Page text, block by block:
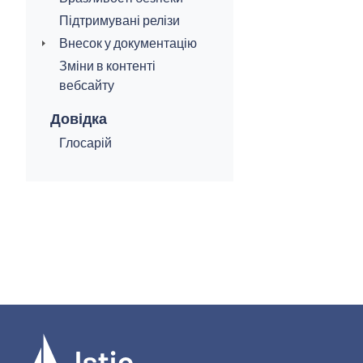
Підтримувані релізи
Внесок у документацію
Зміни в контенті
вебсайту
Довідка
Глосарій